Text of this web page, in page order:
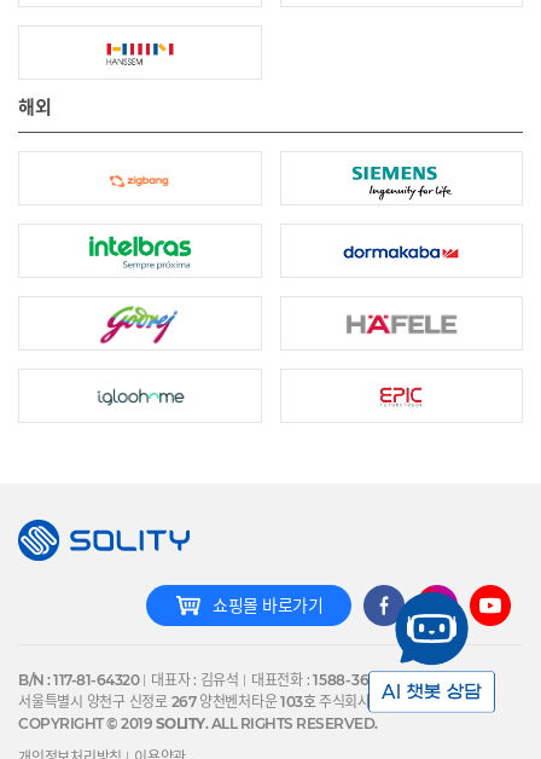
해외
쇼핑몰 바로가기
B/N : 117-81-64320 대표자 : 김유석 대표전화 : 1588-3641
서울특별시 양천구 신정로 267양천벤처타운103호주식회사 솔리티
COPYRIGHT © 2019 SOLITY. ALL RIGHTS RESERVED.